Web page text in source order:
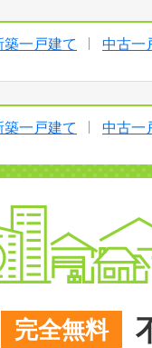
築一戸建て 中古一
築一戸建て 中古一
完全無料